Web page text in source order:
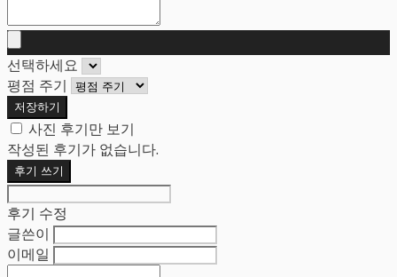
선택하세요
평점 주기
저장하기
사진 후기만 보기
작성된 후기가 없습니다.
후기 쓰기
후기 수정
글쓴이
이메일